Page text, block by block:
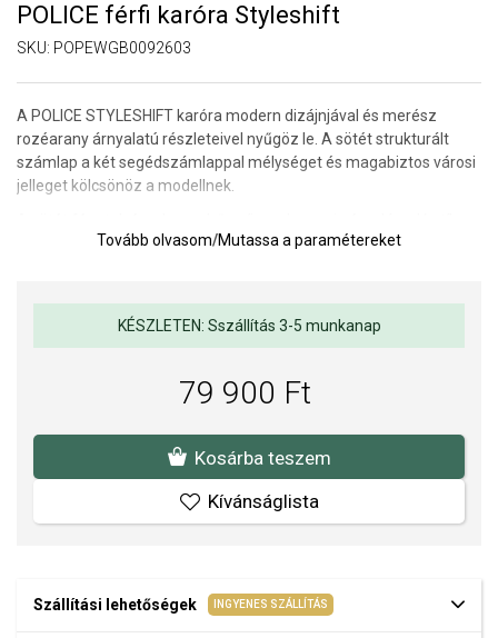
POLICE férfi karóra Styleshift
SKU: POPEWGB0092603
A POLICE STYLESHIFT karóra modern dizájnjával és merész
rozéarany árnyalatú részleteivel nyűgöz le. A sötét strukturált
számlap a két segédszámlappal mélységet és magabiztos városi
jelleget kölcsönöz a modellnek.
stílusos kombinációját alkotja. Ideális kiegészítő azoknak a
Számlap: analóg
Tok anyaga: acél
Óra teljesítménye: akkumulátor
az acél és bőr stílusos kombinációjával tűnnek ki. Minden modell
jellegzetes dizájnnal rendelkezik, amely a szokatlan színekkel
Tovább olvasom/Mutassa a paramétereket
KÉSZLETEN: Sszállítás 3-5 munkanap
79 900 Ft
Kosárba teszem
Kívánságlista
Szállítási lehetőségek INGYENES SZÁLLÍTÁS